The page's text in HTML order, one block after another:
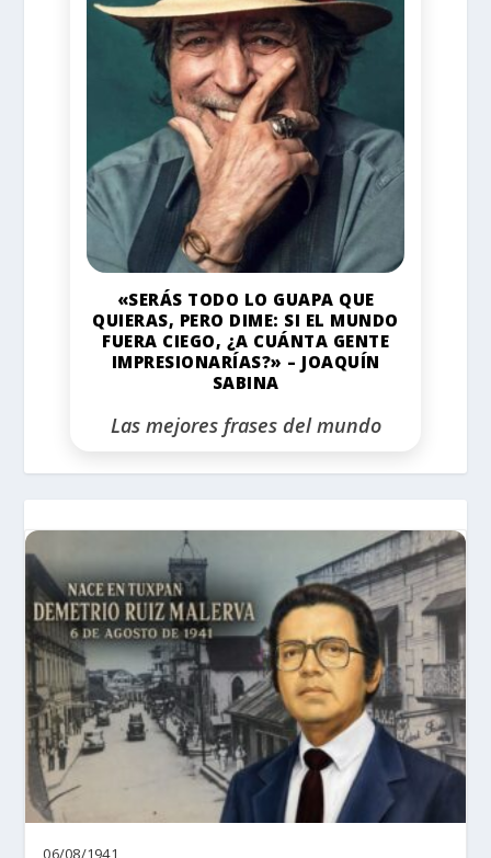
«SERÁS TODO LO GUAPA QUE
QUIERAS, PERO DIME: SI EL MUNDO
FUERA CIEGO, ¿A CUÁNTA GENTE
IMPRESIONARÍAS?» – JOAQUÍN
SABINA
Las mejores frases del mundo
06/08/1941